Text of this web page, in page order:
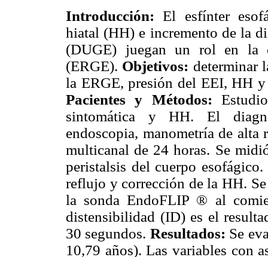
Introducción:El esfínter
hiatal (HH) e incremento de la
(DUGE) juegan un rol en la
(ERGE). Objetivos: determinar
la ERGE, presión del EEI, HH
Pacientes y Métodos:
sintomática y HH. El
endoscopia, manometría de
multicanal de 24 horas. Se
peristalsis del cuerpo
reflujo y corrección de la HH.
la sonda EndoFLIP ® al
distensibilidad (ID) es el
30 segundos. Resultados: Se
10,79 años). Las variables con